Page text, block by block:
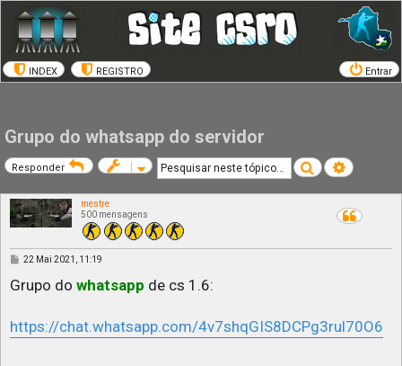
INDEX REGISTRO Entrar
Grupo do whatsapp do servidor
Responder PesquisarPesquisa
mestre
500 mensagens
M
s
e
m
22 Mai 2021, 11:19
Grupo do whatsapp de cs 1.6:
https://chat.whatsapp.com/4v7shqGIS8DCPg3rul70O6